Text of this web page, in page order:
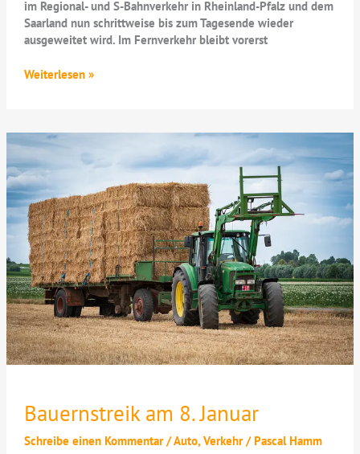
im Regional- und S-Bahnverkehr in Rheinland-Pfalz und dem
Saarland nun schrittweise bis zum Tagesende wieder
ausgeweitet wird. Im Fernverkehr bleibt vorerst
Einschränkungen
Weiterlesen »
Bauernstreik am 8. Januar
Schreibe einen Kommentar /Auto,Verkehr/Pascal Hamm